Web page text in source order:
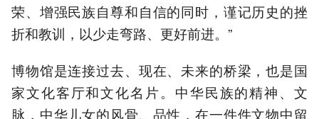
荣、增强民族自尊和自信的同时，谨记历史的挫
折和教训，以少走弯路、更好前进。”
博物馆是连接过去、现在、未来的桥梁，也是国
家文化客厅和文化名片。中华民族的精神、文
脉，中华儿女的风骨、品性，在一件件文物中留